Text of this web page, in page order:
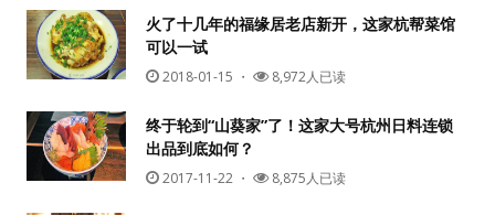
火了十几年的福缘居老店新开，这家杭帮菜馆
可以一试
2018-01-15 ・ 8,972人已读
终于轮到“山葵家”了！这家大号杭州日料连锁
出品到底如何？
2017-11-22 ・ 8,875人已读